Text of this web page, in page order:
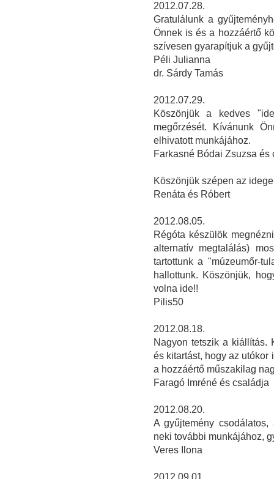
2012.07.28.
Gratulálunk a
Önnek is és a hozzáértő
szívesen gyarapítjuk a
Péli Julianna
dr. Sárdy Tamás
2012.07.29.
Köszönjük a kedves
megőrzését. Kívánunk
elhivatott munkájához.
Farkasné Bódai Zsuzsa és
Köszönjük szépen az
Renáta és Róbert
2012.08.05.
Régóta készülök
alternatív megtalálás)
tartottunk a "múzeumőr-
hallottunk. Köszönjük,
volna ide!!
Pilis50
2012.08.18.
Nagyon tetszik a kiállítás.
és kitartást, hogy az
a hozzáértő műszakilag
Faragó Imréné és családja
2012.08.20.
A gyűjtemény
neki további munkájához,
Veres Ilona